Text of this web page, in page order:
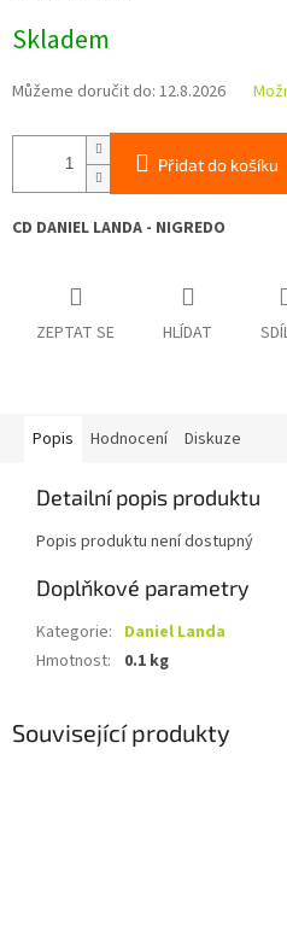
cena:
Skladem
Můžeme doručit do: 12.8.2026
Přidat do košíku
CD DANIEL LANDA - NIGREDO
ZEPTAT SE HLÍDAT
Popis Hodnocení Diskuze
Detailní popis produktu
Popis produktu není dostupný
Doplňkové parametry
Kategorie: Daniel Landa
Hmotnost: 0.1 kg
Související produkty